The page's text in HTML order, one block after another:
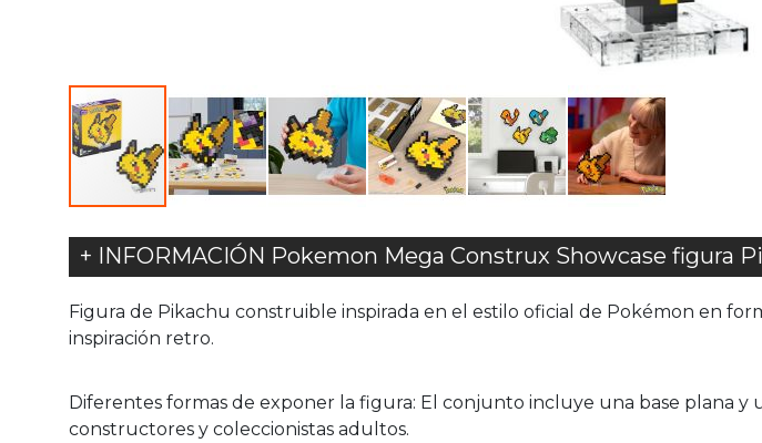
+ INFORMACIÓN Pokemon Mega Construx Showcase figura
Figura de Pikachu construible inspirada en el estilo oficial de Pokémon en
inspiración retro.
Diferentes formas de exponer la figura: El conjunto incluye una base plana
constructores y coleccionistas adultos.